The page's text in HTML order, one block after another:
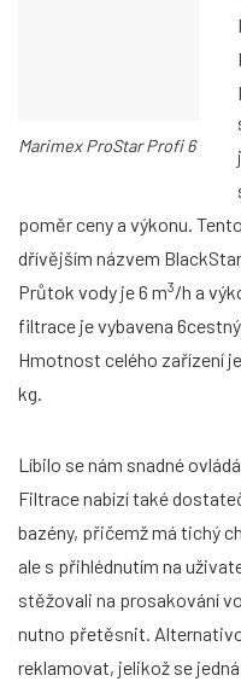
Marimex ProStar Profi 6
poměr ceny a výkonu.
dřívějším názvem
Průtok vody je 6 m3/h a
filtrace je vybavena
Hmotnost celého zařízení
kg.
Líbilo se nám snadné
Filtrace nabízí také
bazény, přičemž má tichý
ale s přihlédnutím na
stěžovali na prosakování
nutno přetěsnit.
reklamovat, jelikož se